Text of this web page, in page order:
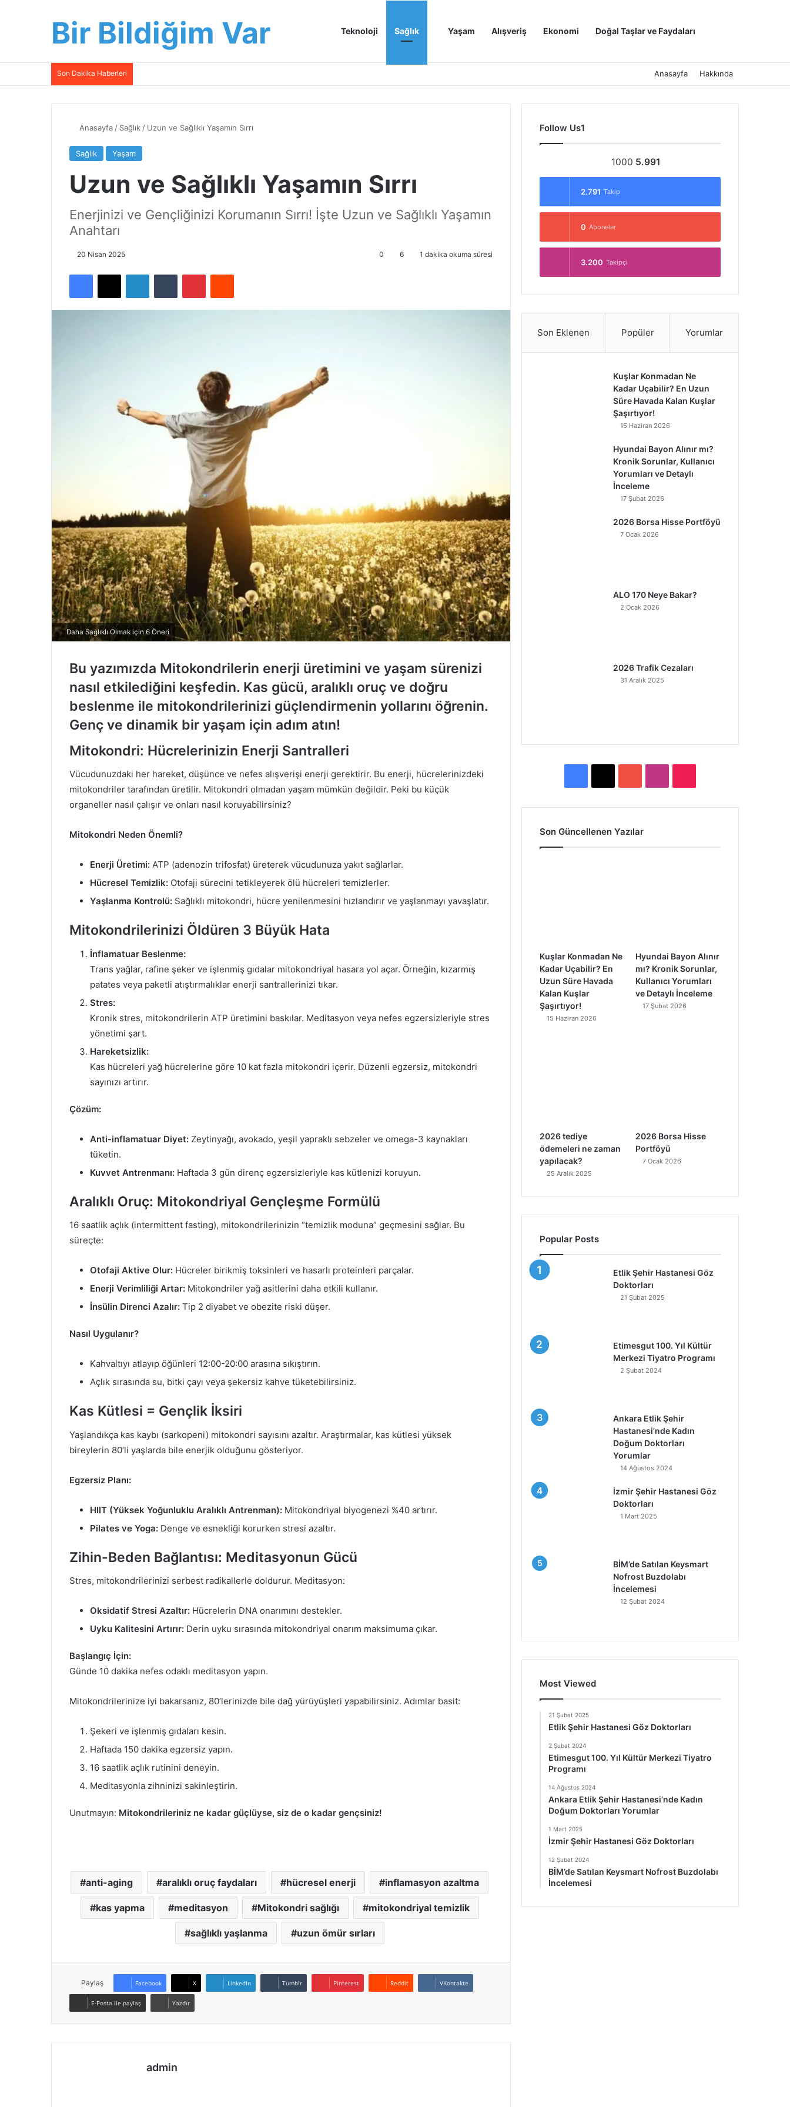
Bir Bildiğim Var Anasayfa
Teknoloji Sağlık Yaşam Alışveriş Ekonomi Doğal Taşlar ve Faydaları
Son Dakika Haberleri Anasayfa Hakkında
Anasayfa / Sağlık / Uzun ve Sağlıklı Yaşamın Sırrı
Sağlık Yaşam
Uzun ve Sağlıklı Yaşamın Sırrı
Enerjinizi ve Gençliğinizi Korumanın Sırrı! İşte Uzun ve Sağlıklı Yaşamın
Anahtarı
20 Nisan 2025 0 6 1 dakika okuma süresi
Daha Sağlıklı Olmak için 6 Öneri
Bu yazımızda Mitokondrilerin enerji üretimini ve yaşam sürenizi
nasıl etkilediğini keşfedin. Kas gücü, aralıklı oruç ve doğru
beslenme ile mitokondrilerinizi güçlendirmenin yollarını öğrenin.
Genç ve dinamik bir yaşam için adım atın!
Mitokondri: Hücrelerinizin Enerji Santralleri
Vücudunuzdaki her hareket, düşünce ve nefes alışverişi enerji gerektirir. Bu enerji, hücrelerinizdeki
mitokondriler tarafından üretilir. Mitokondri olmadan yaşam mümkün değildir. Peki bu küçük
organeller nasıl çalışır ve onları nasıl koruyabilirsiniz?
Mitokondri Neden Önemli?
Enerji Üretimi: ATP (adenozin trifosfat) üreterek vücudunuza yakıt sağlarlar.
Hücresel Temizlik: Otofaji sürecini tetikleyerek ölü hücreleri temizlerler.
Yaşlanma Kontrolü: Sağlıklı mitokondri, hücre yenilenmesini hızlandırır ve yaşlanmayı yavaşlatır.
Mitokondrilerinizi Öldüren 3 Büyük Hata
İnflamatuar Beslenme:
Trans yağlar, rafine şeker ve işlenmiş gıdalar mitokondriyal hasara yol açar. Örneğin, kızarmış
patates veya paketli atıştırmalıklar enerji santrallerinizi tıkar.
Stres:
Kronik stres, mitokondrilerin ATP üretimini baskılar. Meditasyon veya nefes egzersizleriyle stres
yönetimi şart.
Hareketsizlik:
Kas hücreleri yağ hücrelerine göre 10 kat fazla mitokondri içerir. Düzenli egzersiz, mitokondri
sayınızı artırır.
Çözüm:
Anti-inflamatuar Diyet: Zeytinyağı, avokado, yeşil yapraklı sebzeler ve omega-3 kaynakları
tüketin.
Kuvvet Antrenmanı: Haftada 3 gün direnç egzersizleriyle kas kütlenizi koruyun.
Aralıklı Oruç: Mitokondriyal Gençleşme Formülü
16 saatlik açlık (intermittent fasting), mitokondrilerinizin “temizlik moduna” geçmesini sağlar. Bu
süreçte:
Otofaji Aktive Olur: Hücreler birikmiş toksinleri ve hasarlı proteinleri parçalar.
Enerji Verimliliği Artar: Mitokondriler yağ asitlerini daha etkili kullanır.
İnsülin Direnci Azalır: Tip 2 diyabet ve obezite riski düşer.
Nasıl Uygulanır?
Kahvaltıyı atlayıp öğünleri 12:00-20:00 arasına sıkıştırın.
Açlık sırasında su, bitki çayı veya şekersiz kahve tüketebilirsiniz.
Kas Kütlesi = Gençlik İksiri
Yaşlandıkça kas kaybı (sarkopeni) mitokondri sayısını azaltır. Araştırmalar, kas kütlesi yüksek
bireylerin 80’li yaşlarda bile enerjik olduğunu gösteriyor.
Egzersiz Planı:
HIIT (Yüksek Yoğunluklu Aralıklı Antrenman): Mitokondriyal biyogenezi %40 artırır.
Pilates ve Yoga: Denge ve esnekliği korurken stresi azaltır.
Zihin-Beden Bağlantısı: Meditasyonun Gücü
Stres, mitokondrilerinizi serbest radikallerle doldurur. Meditasyon:
Oksidatif Stresi Azaltır: Hücrelerin DNA onarımını destekler.
Uyku Kalitesini Artırır: Derin uyku sırasında mitokondriyal onarım maksimuma çıkar.
Başlangıç İçin:
Günde 10 dakika nefes odaklı meditasyon yapın.
Mitokondrilerinize iyi bakarsanız, 80’lerinizde bile dağ yürüyüşleri yapabilirsiniz. Adımlar basit:
Şekeri ve işlenmiş gıdaları kesin.
Haftada 150 dakika egzersiz yapın.
16 saatlik açlık rutinini deneyin.
Meditasyonla zihninizi sakinleştirin.
Unutmayın: Mitokondrileriniz ne kadar güçlüyse, siz de o kadar gençsiniz!
anti-aging aralıklı oruç faydaları hücresel enerji inflamasyon azaltma
kas yapma meditasyon Mitokondri sağlığı mitokondriyal temizlik
sağlıklı yaşlanma uzun ömür sırları
Paylaş Facebook X LinkedIn Tumblr Pinterest Reddit VKontakte
E-Posta ile paylaş Yazdır
admin
Follow Us1
1000 5.991
2.791 Takip
0 Aboneler
3.200 Takipçi
Son Eklenen Popüler Yorumlar
Kuşlar Konmadan Ne
Kadar Uçabilir? En Uzun
Süre Havada Kalan Kuşlar
Şaşırtıyor!
15 Haziran 2026
Hyundai Bayon Alınır mı?
Kronik Sorunlar, Kullanıcı
Yorumları ve Detaylı
İnceleme
17 Şubat 2026
2026 Borsa Hisse Portföyü
7 Ocak 2026
ALO 170 Neye Bakar?
2 Ocak 2026
2026 Trafik Cezaları
31 Aralık 2025
e
T
t
T
Son Güncellenen Yazılar
Kuşlar Konmadan Ne
Kadar Uçabilir? En
Uzun Süre Havada
Kalan Kuşlar
Şaşırtıyor!
15 Haziran 2026
Hyundai Bayon Alınır
mı? Kronik Sorunlar,
Kullanıcı Yorumları
ve Detaylı İnceleme
17 Şubat 2026
2026 tediye
ödemeleri ne zaman
yapılacak?
25 Aralık 2025
2026 Borsa Hisse
Portföyü
7 Ocak 2026
Popular Posts
Etlik Şehir Hastanesi Göz
Doktorları
21 Şubat 2025
Etimesgut 100. Yıl Kültür
Merkezi Tiyatro Programı
2 Şubat 2024
Ankara Etlik Şehir
Hastanesi’nde Kadın
Doğum Doktorları
Yorumlar
14 Ağustos 2024
İzmir Şehir Hastanesi Göz
Doktorları
1 Mart 2025
BİM’de Satılan Keysmart
Nofrost Buzdolabı
İncelemesi
12 Şubat 2024
Most Viewed
21 Şubat 2025
Etlik Şehir Hastanesi Göz Doktorları
2 Şubat 2024
Etimesgut 100. Yıl Kültür Merkezi Tiyatro
Programı
14 Ağustos 2024
Ankara Etlik Şehir Hastanesi’nde Kadın
Doğum Doktorları Yorumlar
1 Mart 2025
İzmir Şehir Hastanesi Göz Doktorları
12 Şubat 2024
BİM’de Satılan Keysmart Nofrost Buzdolabı
İncelemesi